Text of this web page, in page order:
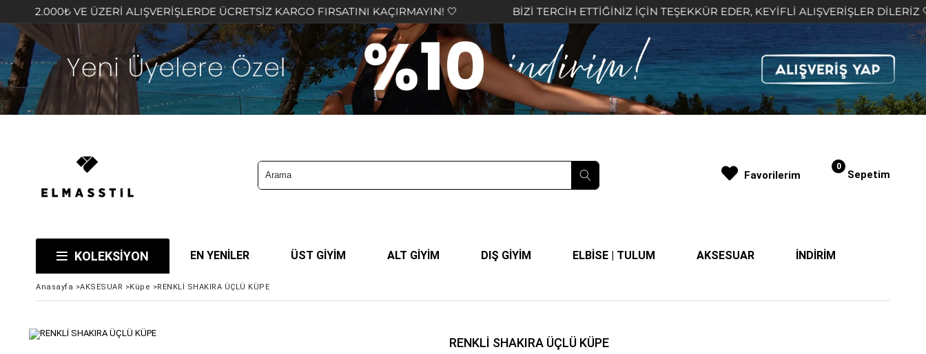
ÜZERİ ALIŞVERİŞLERDE ÜCRETSİZ KARGO FIRSATINI KAÇIRMAYIN! 🤍 BİZİ TERCİH ETTİĞİNİZ İÇİN TEŞEKKÜR EDER, KEYİFLİ ALIŞVERİŞLER DİLERİZ 🤍
Sepetim
0
KOLEKSİYON EN YENİLER ÜST GİYİM ALT GİYİM DIŞ GİYİM ELBİSE | TULUM AKSESUAR İNDİRİM
Favorilerim
Anasayfa >AKSESUAR >Küpe >RENKLİ SHAKIRA ÜÇLÜ KÜPE
RENKLİ SHAKIRA ÜÇLÜ KÜPE